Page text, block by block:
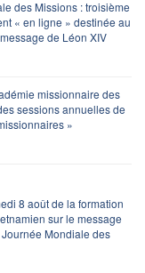
des Missions : troisième
« en ligne » destinée au
de Léon XIV
missionnaire des
sessions annuelles de
»
8 août de la formation
sur le message
Mondiale des